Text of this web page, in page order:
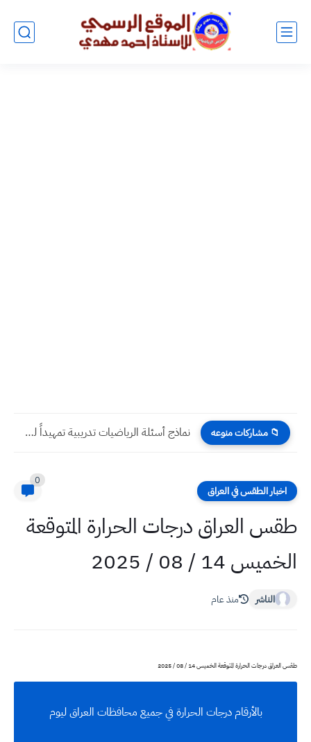
📁 مشاركات منوعه نماذج أسئلة الرياضيات تدريبية تمهيداً للامتحان الوزاري 2023 صف السادس...
اخبار الطقس في العراق
0
طقس العراق درجات الحرارة المتوقعة
الخميس 14 / 08 / 2025
الناشر منذ عام
طقس العراق درجات الحرارة المتوقعة الخميس 14 / 08 / 2025
بالأرقام درجات الحرارة في جميع محافظات العراق ليوم